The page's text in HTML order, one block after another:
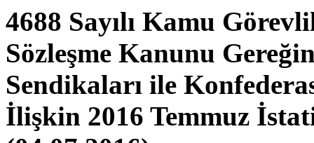
4688 Sayılı Kamu
Sözleşme Kanunu
Sendikaları ile
İlişkin 2016 Temmuz